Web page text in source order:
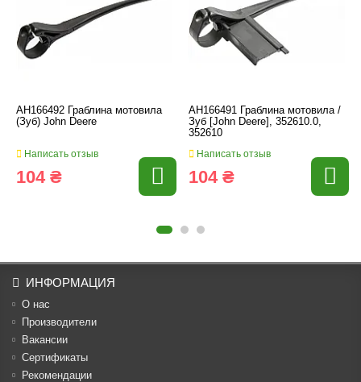
AH166492 Граблина мотовила
(Зуб) John Deere
Написать отзыв
104 ₴
AH166491 Граблина мотовила /
Зуб [John Deere], 352610.0,
352610
Написать отзыв
104 ₴
ИНФОРМАЦИЯ
О нас
Производители
Вакансии
Cертификаты
Рекомендации